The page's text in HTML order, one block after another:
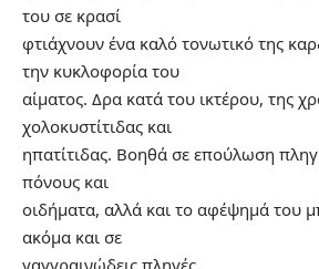
του σε κρασί
φτιάχνουν ένα καλό τονωτικό της
την κυκλοφορία του
αίματος. Δρα κατά του ικτέρου, της
χολοκυστίτιδας και
ηπατίτιδας. Βοηθά σε επούλωση
πόνους και
οιδήματα, αλλά και το αφέψημά του
ακόμα και σε
γαγγραινώδεις πληγές.